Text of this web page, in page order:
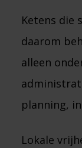
Ketens die
daarom
alleen
planning,
Lokale